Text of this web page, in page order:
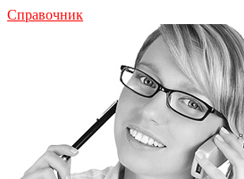
Справочник